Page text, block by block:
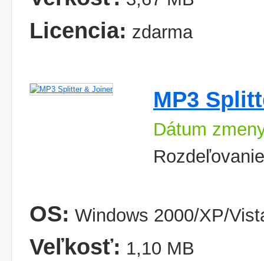
Licencia: zdarma
MP3
Dátum
OS: Windows 2000/XP/
Veľkosť: 1,10 MB